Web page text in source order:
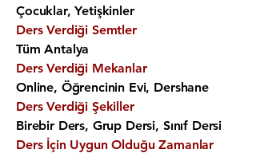
Çocuklar, Yetişkinler
Ders Verdiği Semtler
Tüm Antalya
Ders Verdiği Mekanlar
Online, Öğrencinin Evi, Dershane
Ders Verdiği Şekiller
Birebir Ders, Grup Dersi, Sınıf Dersi
Ders İçin Uygun Olduğu Zamanlar